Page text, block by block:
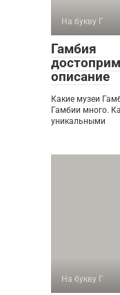
На букву Г
Гамбия
описание
Какие музеи
Гамбии много.
уникальными
На букву Г